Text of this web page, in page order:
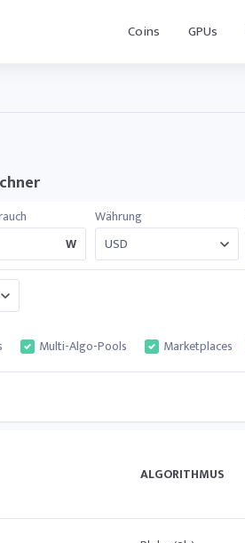
Coins GPUs
W
Währung
Multi-Algo-Pools Marketplaces
ALGORITHMUS